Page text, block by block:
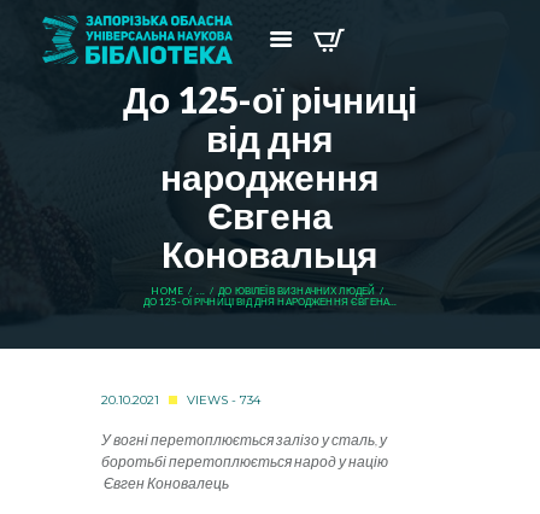
До 125-ої річниці
від дня
народження
Євгена
Коновальця
HOME ...
ДО ЮВІЛЕЇВ ВИЗНАЧНИХ ЛЮДЕЙ
ДО 125-ОЇ РІЧНИЦІ ВІД ДНЯ НАРОДЖЕННЯ ЄВГЕНА...
20.10.2021 VIEWS - 734
У вогні перетоплюється залізо у сталь, у
боротьбі перетоплюється народ у націю
Євген Коновалець